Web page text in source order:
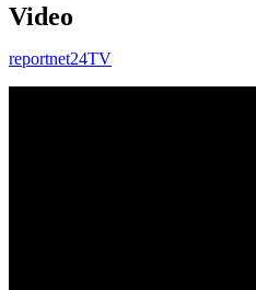
Video
reportnet24TV